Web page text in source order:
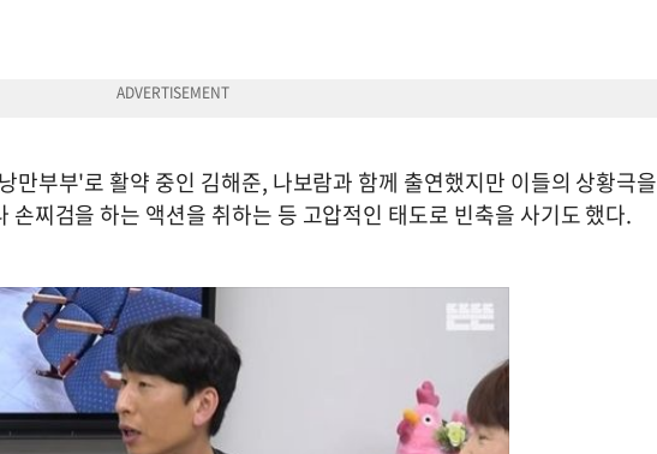
만부부'로 활약 중인 김해준, 나보람과 함께 출연했지만 이들의 상황극을
손찌검을 하는 액션을 취하는 등 고압적인 태도로 빈축을 사기도 했다.